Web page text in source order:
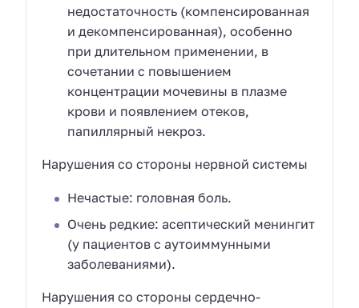
недостаточность (компенсированная
и декомпенсированная), особенно
при длительном применении, в
сочетании с повышением
концентрации мочевины в плазме
крови и появлением отеков,
папиллярный некроз.
Нарушения со стороны нервной системы
Нечастые: головная боль.
Очень редкие: асептический менингит
(у пациентов с аутоиммунными
заболеваниями).
Нарушения со стороны сердечно-